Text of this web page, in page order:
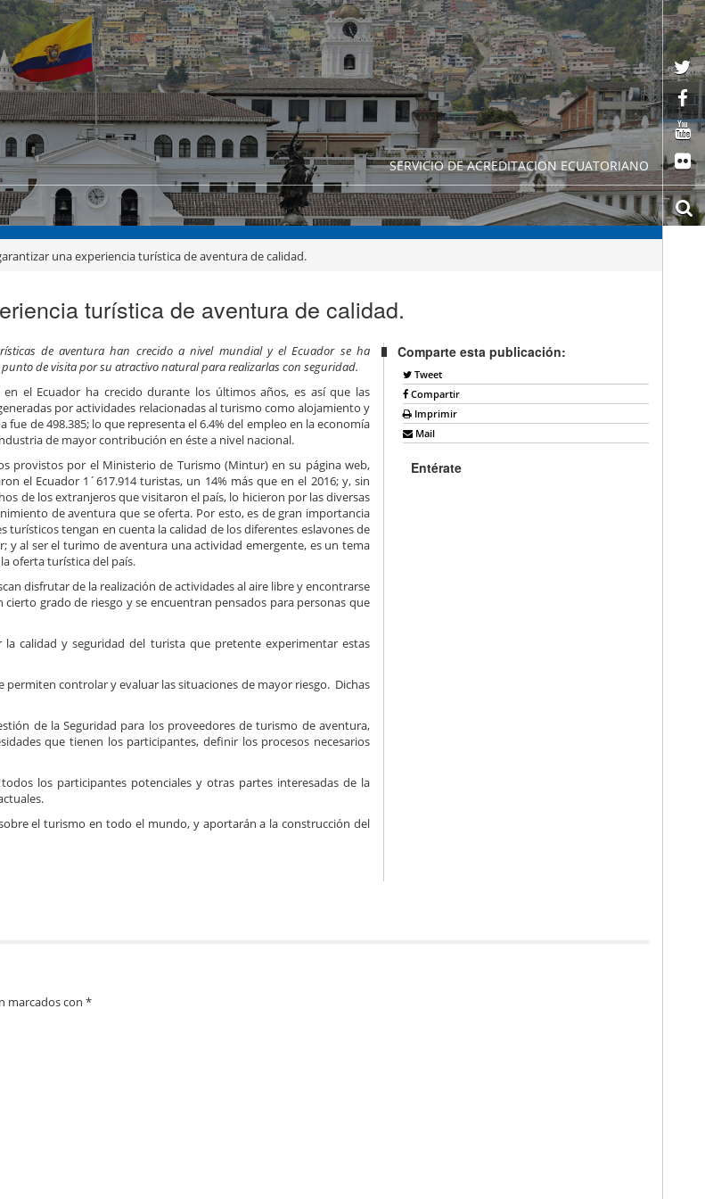
SERVICIO DE ACREDITACION ECUATORIANO
una experiencia turística de aventura de calidad.
turística de aventura de calidad.
de aventura han crecido a nivel mundial y el Ecuador se ha
de visita por su atractivo natural para realizarlas con seguridad.
el Ecuador ha crecido durante los últimos años, es así que las
por actividades relacionadas al turismo como alojamiento y
fue de 498.385; lo que representa el 6.4% del empleo en la economía
de mayor contribución en éste a nivel nacional.
provistos por el Ministerio de Turismo (Mintur) en su página web,
el Ecuador 1´617.914 turistas, un 14% más que en el 2016; y, sin
de los extranjeros que visitaron el país, lo hicieron por las diversas
de aventura que se oferta. Por esto, es de gran importancia
turísticos tengan en cuenta la calidad de los diferentes eslavones de
y al ser el turimo de aventura una actividad emergente, es un tema
oferta turística del país.
disfrutar de la realización de actividades al aire libre y encontrarse
grado de riesgo y se encuentran pensados para personas que
calidad y seguridad del turista que pretente experimentar estas
controlar y evaluar las situaciones de mayor riesgo. Dichas
de la Seguridad para los proveedores de turismo de aventura,
que tienen los participantes, definir los procesos necesarios
los participantes potenciales y otras partes interesadas de la
el turismo en todo el mundo, y aportarán a la construcción del
Comparte esta publicación:
Tweet
Compartir
Imprimir
Mail
Entérate
marcados con*